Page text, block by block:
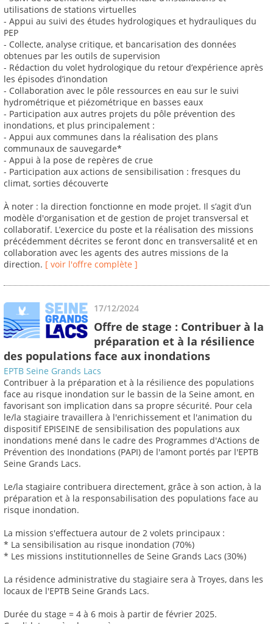
utilisations de stations virtuelles
- Appui au suivi des études hydrologiques et hydrauliques du
PEP
- Collecte, analyse critique, et bancarisation des données
obtenues par les outils de supervision
- Rédaction du volet hydrologique du retour d’expérience après
les épisodes d’inondation
- Collaboration avec le pôle ressources en eau sur le suivi
hydrométrique et piézométrique en basses eaux
- Participation aux autres projets du pôle prévention des
inondations, et plus principalement :
- Appui aux communes dans la réalisation des plans
communaux de sauvegarde*
- Appui à la pose de repères de crue
- Participation aux actions de sensibilisation : fresques du
climat, sorties découverte
À noter : la direction fonctionne en mode projet. Il s’agit d’un
modèle d'organisation et de gestion de projet transversal et
collaboratif. L’exercice du poste et la réalisation des missions
précédemment décrites se feront donc en transversalité́ et en
collaboration avec les agents des autres missions de la
direction. [ voir l'offre complète ]
17/12/2024
Offre de stage : Contribuer à la
préparation et à la résilience
des populations face aux inondations
EPTB Seine Grands Lacs
Contribuer à la préparation et à la résilience des populations
face au risque inondation sur le bassin de la Seine amont, en
favorisant son implication dans sa propre sécurité. Pour cela
le/la stagiaire travaillera à l'enrichissement et l'animation du
dispositif EPISEINE de sensibilisation des populations aux
inondations mené dans le cadre des Programmes d'Actions de
Prévention des Inondations (PAPI) de l'amont portés par l'EPTB
Seine Grands Lacs.
Le/la stagiaire contribuera directement, grâce à son action, à la
préparation et à la responsabilisation des populations face au
risque inondation.
La mission s'effectuera autour de 2 volets principaux :
* La sensibilisation au risque inondation (70%)
* Les missions institutionnelles de Seine Grands Lacs (30%)
La résidence administrative du stagiaire sera à Troyes, dans les
locaux de l'EPTB Seine Grands Lacs.
Durée du stage = 4 à 6 mois à partir de février 2025.